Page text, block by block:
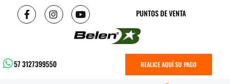
PUNTOS DE VENTA
57 3127399550 REALICE AQUÍ SU PAGO